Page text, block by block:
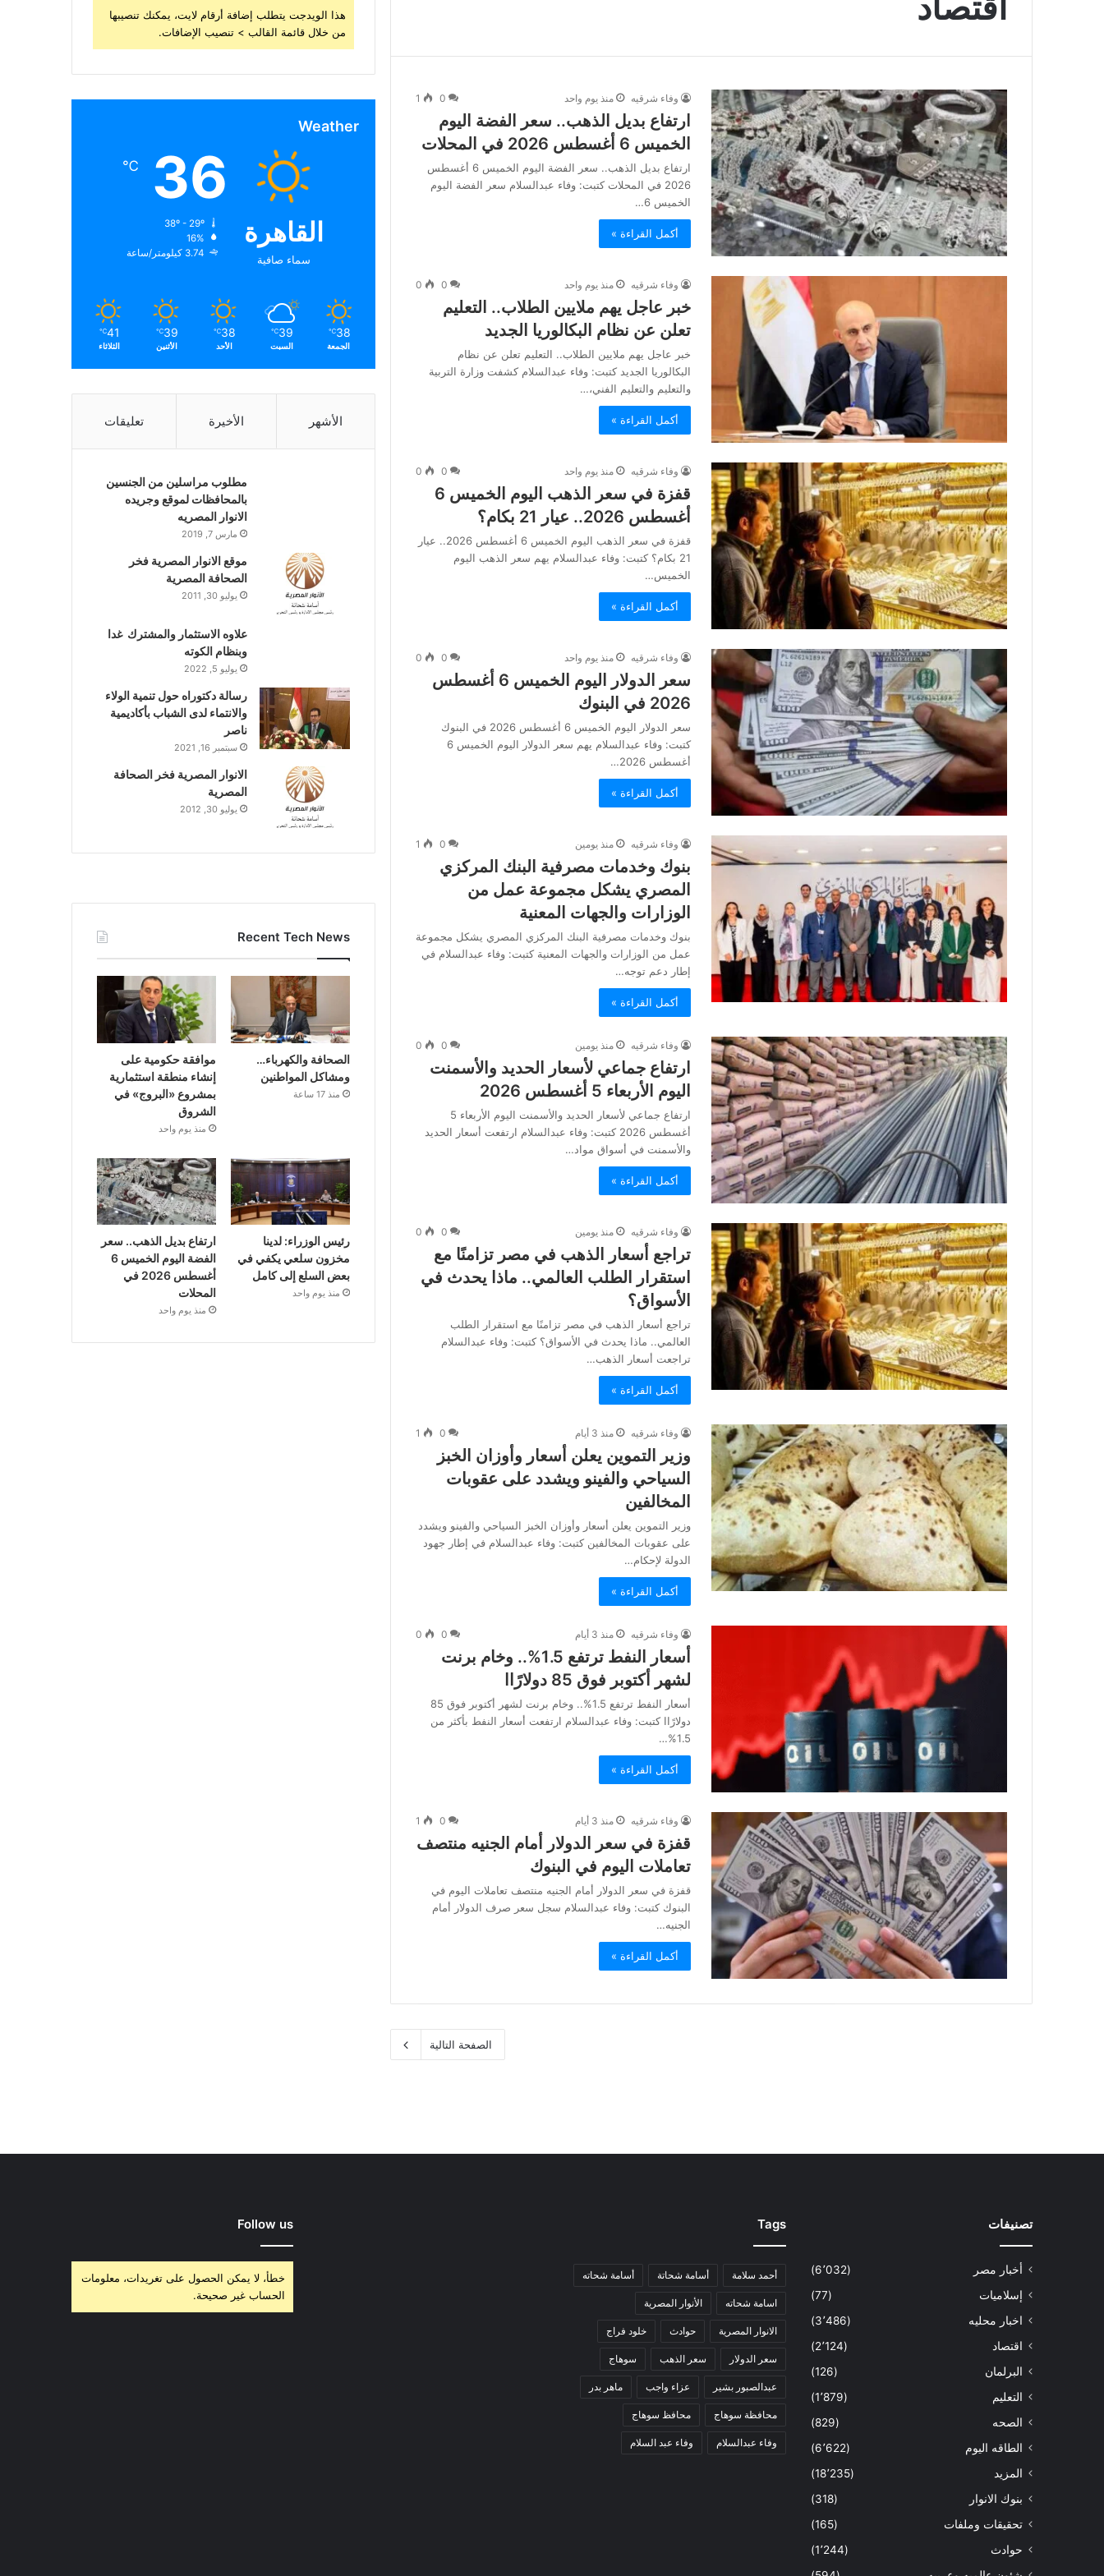
وفاء شرقيه منذ يوم واحد 0
1
ارتفاع بديل الذهب.. سعر الفضة اليوم
الخميس 6 أغسطس 2026 في المحلات
ارتفاع بديل الذهب.. سعر الفضة اليوم الخميس 6 أغسطس
2026 في المحلات كتبت: وفاء عبدالسلام سعر الفضة اليوم
الخميس 6…
أكمل القراءة »
وفاء شرقيه منذ يوم واحد 0
0
خبر عاجل يهم ملايين الطلاب.. التعليم
تعلن عن نظام البكالوريا الجديد
خبر عاجل يهم ملايين الطلاب.. التعليم تعلن عن نظام
البكالوريا الجديد كتبت: وفاء عبدالسلام كشفت وزارة التربية
والتعليم والتعليم الفني،…
أكمل القراءة »
وفاء شرقيه منذ يوم واحد 0
0
قفزة في سعر الذهب اليوم الخميس 6
أغسطس 2026.. عيار 21 بكام؟
قفزة في سعر الذهب اليوم الخميس 6 أغسطس 2026.. عيار
21 بكام؟ كتبت: وفاء عبدالسلام يهم سعر الذهب اليوم
الخميس…
أكمل القراءة »
وفاء شرقيه منذ يوم واحد 0
0
سعر الدولار اليوم الخميس 6 أغسطس
2026 في البنوك
سعر الدولار اليوم الخميس 6 أغسطس 2026 في البنوك
كتبت: وفاء عبدالسلام يهم سعر الدولار اليوم الخميس 6
أغسطس 2026…
أكمل القراءة »
وفاء شرقيه منذ يومين 0
1
بنوك وخدمات مصرفية البنك المركزي
المصري يشكل مجموعة عمل من
الوزارات والجهات المعنية
بنوك وخدمات مصرفية البنك المركزي المصري يشكل مجموعة
عمل من الوزارات والجهات المعنية كتبت: وفاء عبدالسلام في
إطار دعم توجه…
أكمل القراءة »
وفاء شرقيه منذ يومين 0
0
ارتفاع جماعي لأسعار الحديد والأسمنت
اليوم الأربعاء 5 أغسطس 2026
ارتفاع جماعي لأسعار الحديد والأسمنت اليوم الأربعاء 5
أغسطس 2026 كتبت: وفاء عبدالسلام ارتفعت أسعار الحديد
والأسمنت في أسواق مواد…
أكمل القراءة »
وفاء شرقيه منذ يومين 0
0
تراجع أسعار الذهب في مصر تزامنًا مع
استقرار الطلب العالمي.. ماذا يحدث في
الأسواق؟
تراجع أسعار الذهب في مصر تزامنًا مع استقرار الطلب
العالمي.. ماذا يحدث في الأسواق؟ كتبت: وفاء عبدالسلام
تراجعت أسعار الذهب…
أكمل القراءة »
وفاء شرقيه منذ 3 أيام 0
1
وزير التموين يعلن أسعار وأوزان الخبز
السياحي والفينو ويشدد على عقوبات
المخالفين
وزير التموين يعلن أسعار وأوزان الخبز السياحي والفينو ويشدد
على عقوبات المخالفين كتبت: وفاء عبدالسلام في إطار جهود
الدولة لإحكام…
أكمل القراءة »
وفاء شرقيه منذ 3 أيام 0
0
أسعار النفط ترتفع 1.5%.. وخام برنت
لشهر أكتوبر فوق 85 دولارًاا
أسعار النفط ترتفع 1.5%.. وخام برنت لشهر أكتوبر فوق 85
دولارًاا كتبت: وفاء عبدالسلام ارتفعت أسعار النفط بأكثر من
1.5%…
أكمل القراءة »
وفاء شرقيه منذ 3 أيام 0
1
قفزة في سعر الدولار أمام الجنيه منتصف
تعاملات اليوم في البنوك
قفزة في سعر الدولار أمام الجنيه منتصف تعاملات اليوم في
البنوك كتبت: وفاء عبدالسلام سجل سعر صرف الدولار أمام
الجنيه…
أكمل القراءة »
الصفحة التالية
هذا الويدجت يتطلب إضافة أرقام لايت، يمكنك تنصيبها
من خلال قائمة القالب > تنصيب الإضافات.
Weather
القاهرة
سماء صافية
36
℃
16%
3.74 كيلومتر/ساعة
38
℃
الجمعة
39
℃
السبت
38
℃
الأحد
39
℃
الأثنين
41
℃
الثلاثاء
الأشهر الأخيرة تعليقات
مطلوب مراسلين من الجنسين
بالمحافظات لموقع وجريده
الانوار المصريه
مارس 7, 2019
موقع الانوار المصرية فخر
الصحافة المصرية
يوليو 30, 2011
علاوه الاستثمار والمشترك غدا
وبنظام الكوته
يوليو 5, 2022
رسالة دكتوراه حول تنمية الولاء
والانتماء لدى الشباب بأكاديمية
ناصر
سبتمبر 16, 2021
الانوار المصرية فخر الصحافة
المصرية
يوليو 30, 2012
Recent Tech News
الصحافة والكهرباء…
ومشاكل المواطنين
منذ 17 ساعة
موافقة حكومية على
إنشاء منطقة استثمارية
بمشروع «البروج» في
الشروق
منذ يوم واحد
رئيس الوزراء: لدينا
مخزون سلعي يكفي في
بعض السلع إلى كامل
منذ يوم واحد
ارتفاع بديل الذهب.. سعر
الفضة اليوم الخميس 6
أغسطس 2026 في
المحلات
منذ يوم واحد
تصنيفات
أخبار مصر
(6٬032)
إسلاميات
(77)
اخبار محليه
(3٬486)
اقتصاد
(2٬124)
البرلمان
(126)
التعليم
(1٬879)
الصحه
(829)
الطاقه اليوم
(6٬622)
المزيد
(18٬235)
بنوك الانوار
(318)
تحقيقات وملفات
(165)
حوادث
(1٬244)
Tags
أحمد سلامة أسامة شحاتة أسامة شحاته
اسامة شحاته الأنوار المصرية
الانوار المصرية حوادث خلود فراج
سعر الدولار سعر الذهب سوهاج
عبدالصبور بشير عزاء واجب ماهر بدر
محافظة سوهاج محافظ سوهاج
وفاء عبدالسلام وفاء عبد السلام
Follow us
خطأ، لا يمكن الحصول على تغريدات، معلومات
الحساب غير صحيحة.